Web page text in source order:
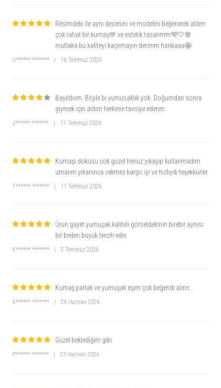
Resimdeki ile aynı desenini ve modelini beğenerek aldım
çok rahat bir kumaş🫶 ve estetik tasarımm💜🤍🌸
mutlaka bu kaliteyi kaçırmayın derimm harikaaa🤩
U****** ******* 16 Temmuz 2026
Bayıldııım. Böyle bi yumusaklık yok. Doğumdan sonra
giymek için aldım herkese tavsiye ederim.
J****** ******* 11 Temmuz 2026
Kumaşı dokusu cok güzel henüz yıkayıp kullanmadım
umarım yıkanınca cekmez kargo iyi ve hızlıydı teşekkürler
T****** ******* 11 Temmuz 2026
Ürün gayet yumuşak kaliteli görseldekinin birebir aynısı
bir beden büyük tercih edin
K****** ******* 2 Temmuz 2026
Kumaş parlak ve yumuşak eşim çok beğendi alınır...
K****** ******* 26 Haziran 2026
Güzel beklediğim gibi
P****** ******* 25 Haziran 2026